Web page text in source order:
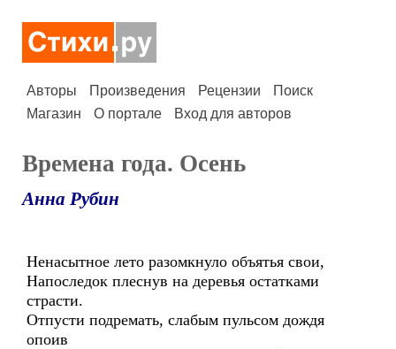
Авторы Произведения Рецензии
Поиск
Магазин
О портале Вход для авторов
Времена года. Осень
Анна Рубин
Ненасытное лето разомкнуло объятья свои,
Напоследок плеснув на деревья остатками
страсти.
Отпусти подремать, слабым пульсом дождя
опоив